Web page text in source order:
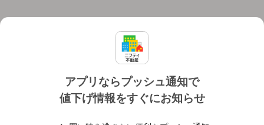
アプリならプッシュ通知で
値下げ情報をすぐにお知らせ
個人情報保護ポリシー 利用規約